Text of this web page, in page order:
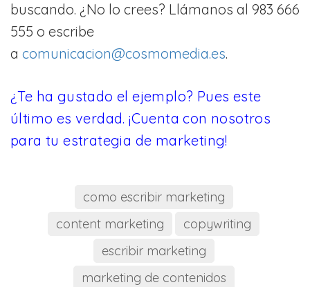
buscando. ¿No lo crees? Llámanos al 983 666
555 o escribe
a comunicacion@cosmomedia.es.
¿Te ha gustado el ejemplo? Pues este
último es verdad. ¡Cuenta con nosotros
para tu estrategia de marketing!
como escribir marketing
content marketing
copywriting
escribir marketing
marketing de contenidos